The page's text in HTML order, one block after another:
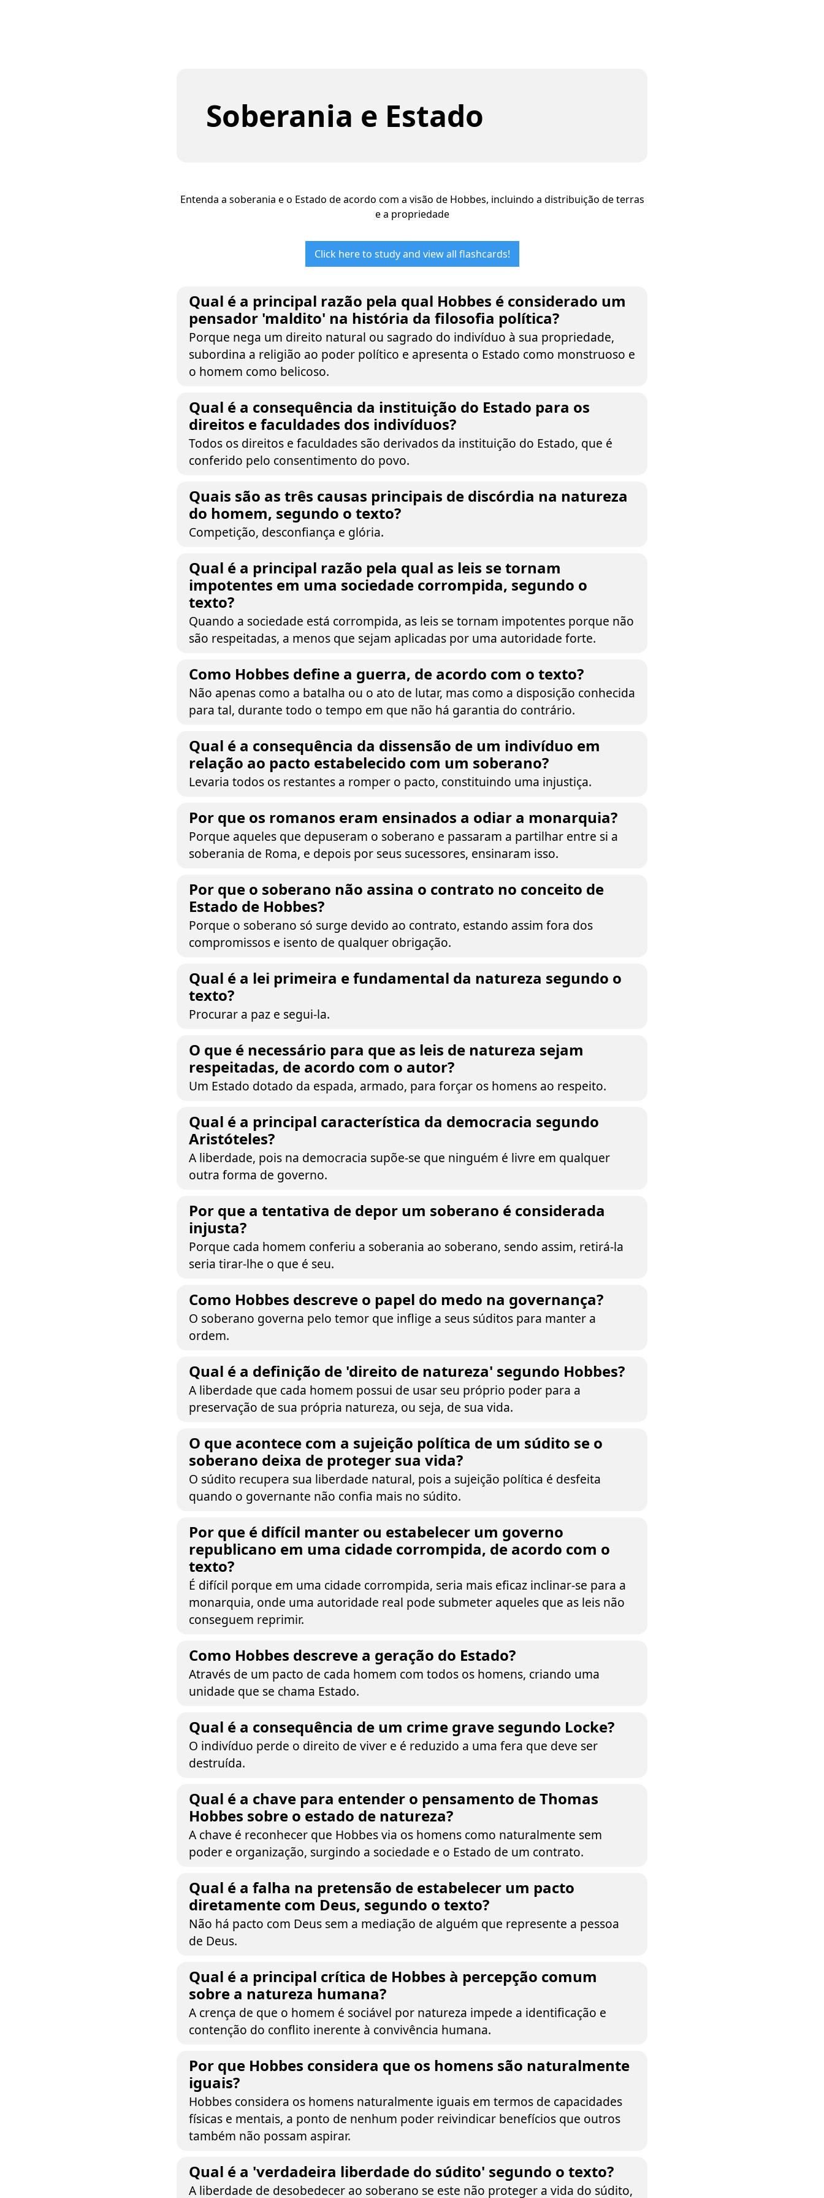
Soberania e Estado
Entenda a soberania e o Estado de acordo com a visão de Hobbes, incluindo a distribuição de terras
e a propriedade
Click here to study and view all flashcards!
Qual é a principal razão pela qual Hobbes é considerado um
pensador 'maldito' na história da filosofia política?
Porque nega um direito natural ou sagrado do indivíduo à sua propriedade,
subordina a religião ao poder político e apresenta o Estado como monstruoso e
o homem como belicoso.
Qual é a consequência da instituição do Estado para os
direitos e faculdades dos indivíduos?
Todos os direitos e faculdades são derivados da instituição do Estado, que é
conferido pelo consentimento do povo.
Quais são as três causas principais de discórdia na natureza
do homem, segundo o texto?
Competição, desconfiança e glória.
Qual é a principal razão pela qual as leis se tornam
impotentes em uma sociedade corrompida, segundo o
texto?
Quando a sociedade está corrompida, as leis se tornam impotentes porque não
são respeitadas, a menos que sejam aplicadas por uma autoridade forte.
Como Hobbes define a guerra, de acordo com o texto?
Não apenas como a batalha ou o ato de lutar, mas como a disposição conhecida
para tal, durante todo o tempo em que não há garantia do contrário.
Qual é a consequência da dissensão de um indivíduo em
relação ao pacto estabelecido com um soberano?
Levaria todos os restantes a romper o pacto, constituindo uma injustiça.
Por que os romanos eram ensinados a odiar a monarquia?
Porque aqueles que depuseram o soberano e passaram a partilhar entre si a
soberania de Roma, e depois por seus sucessores, ensinaram isso.
Por que o soberano não assina o contrato no conceito de
Estado de Hobbes?
Porque o soberano só surge devido ao contrato, estando assim fora dos
compromissos e isento de qualquer obrigação.
Qual é a lei primeira e fundamental da natureza segundo o
texto?
Procurar a paz e segui-la.
O que é necessário para que as leis de natureza sejam
respeitadas, de acordo com o autor?
Um Estado dotado da espada, armado, para forçar os homens ao respeito.
Qual é a principal característica da democracia segundo
Aristóteles?
A liberdade, pois na democracia supõe-se que ninguém é livre em qualquer
outra forma de governo.
Por que a tentativa de depor um soberano é considerada
injusta?
Porque cada homem conferiu a soberania ao soberano, sendo assim, retirá-la
seria tirar-lhe o que é seu.
Como Hobbes descreve o papel do medo na governança?
O soberano governa pelo temor que inflige a seus súditos para manter a
ordem.
Qual é a definição de 'direito de natureza' segundo Hobbes?
A liberdade que cada homem possui de usar seu próprio poder para a
preservação de sua própria natureza, ou seja, de sua vida.
O que acontece com a sujeição política de um súdito se o
soberano deixa de proteger sua vida?
O súdito recupera sua liberdade natural, pois a sujeição política é desfeita
quando o governante não confia mais no súdito.
Por que é difícil manter ou estabelecer um governo
republicano em uma cidade corrompida, de acordo com o
texto?
É difícil porque em uma cidade corrompida, seria mais eficaz inclinar-se para a
monarquia, onde uma autoridade real pode submeter aqueles que as leis não
conseguem reprimir.
Como Hobbes descreve a geração do Estado?
Através de um pacto de cada homem com todos os homens, criando uma
unidade que se chama Estado.
Qual é a consequência de um crime grave segundo Locke?
O indivíduo perde o direito de viver e é reduzido a uma fera que deve ser
destruída.
Qual é a chave para entender o pensamento de Thomas
Hobbes sobre o estado de natureza?
A chave é reconhecer que Hobbes via os homens como naturalmente sem
poder e organização, surgindo a sociedade e o Estado de um contrato.
Qual é a falha na pretensão de estabelecer um pacto
diretamente com Deus, segundo o texto?
Não há pacto com Deus sem a mediação de alguém que represente a pessoa
de Deus.
Qual é a principal crítica de Hobbes à percepção comum
sobre a natureza humana?
A crença de que o homem é sociável por natureza impede a identificação e
contenção do conflito inerente à convivência humana.
Por que Hobbes considera que os homens são naturalmente
iguais?
Hobbes considera os homens naturalmente iguais em termos de capacidades
físicas e mentais, a ponto de nenhum poder reivindicar benefícios que outros
também não possam aspirar.
Qual é a 'verdadeira liberdade do súdito' segundo o texto?
A liberdade de desobedecer ao soberano se este não proteger a vida do súdito,